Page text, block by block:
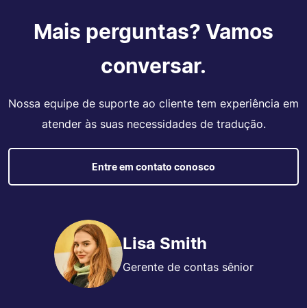
Mais perguntas? Vamos
conversar.
Nossa equipe de suporte ao cliente tem experiência em
atender às suas necessidades de tradução.
Entre em contato conosco
Lisa Smith
Gerente de contas sênior